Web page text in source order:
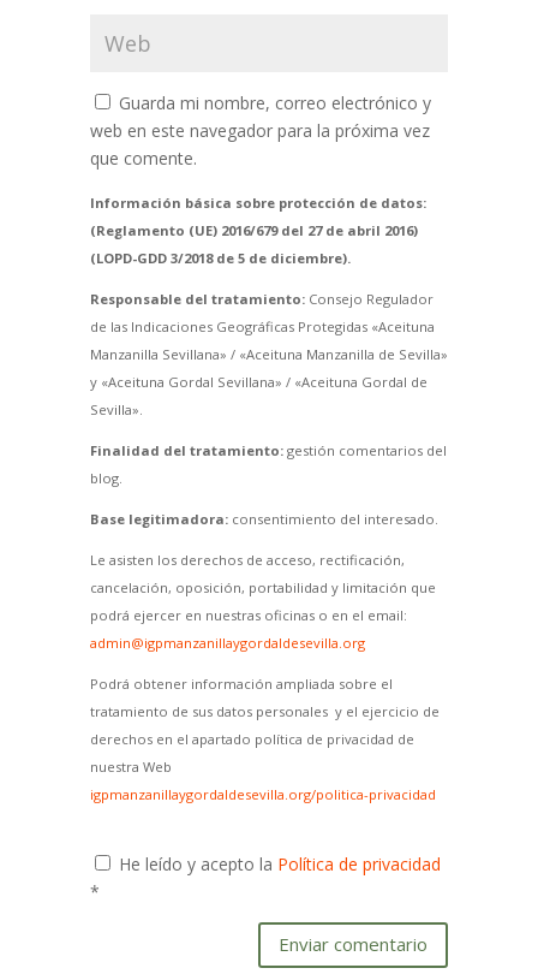
Guarda mi nombre, correo electrónico y
web en este navegador para la próxima vez
que comente.
Información básica sobre protección de datos:
(Reglamento (UE) 2016/679 del 27 de abril 2016)
(LOPD-GDD 3/2018 de 5 de diciembre).
Responsable del tratamiento:Consejo Regulador
de las Indicaciones Geográficas Protegidas «Aceituna
Manzanilla Sevillana» / «Aceituna Manzanilla de Sevilla»
y «Aceituna Gordal Sevillana» / «Aceituna Gordal de
Sevilla».
Finalidad del tratamiento:gestión comentarios del
blog.
Base legitimadora:consentimiento del interesado.
Le asisten los derechos de acceso, rectificación,
cancelación, oposición, portabilidad y limitación que
podrá ejercer en nuestras oficinas o en el email:
admin@igpmanzanillaygordaldesevilla.org
Podrá obtener información ampliada sobre el
tratamiento de sus datos personales y el ejercicio de
derechos en el apartado política de privacidad de
nuestra Web
igpmanzanillaygordaldesevilla.org/politica-privacidad
He leído y acepto la Política de privacidad
*
Enviar comentario